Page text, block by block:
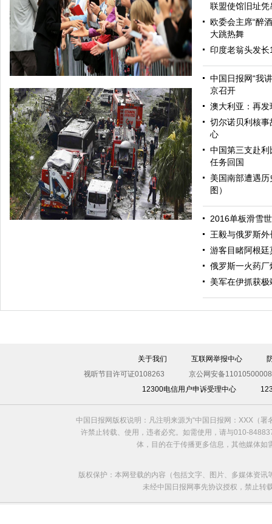
哈里与梅根亮相都柏林街头接受民众欢迎
联盟使馆旧址凭
欧委会主席“醉
大跳热舞
印度老翁头发
中国日报网“我
京召开
澳大利亚：再
切尔诺贝利核
心
中国第三支赴
任务回国
美国南部遭遇
图）
2016单板滑雪
王毅与俄罗斯
游客目睹阿根
俄罗斯一火药
美军在伊抓获极
关于我们 互联网举报中心
视听节目许可证0108263
京公网安备
12300电信用户申诉受理中心
中国日报网版权说明：凡注明来源为“中国日报网：XXX（
许禁止转载、使用，违者必究。如需使用，请与010-
体，目的在于传播更多信息，其他媒体
版权保护：本网登载的内容（包括文字、图片、多媒体资
未经中国日报网事先协议授权，禁止转